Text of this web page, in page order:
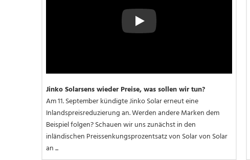
Play
Jinko Solarsens wieder Preise, was sollen wir tun?
Am 11. September kündigte Jinko Solar erneut eine
Inlandspreisreduzierung an. Werden andere Marken dem
Beispiel folgen? Schauen wir uns zunächst in den
inländischen Preissenkungsprozentsatz von Solar von Solar
an ...